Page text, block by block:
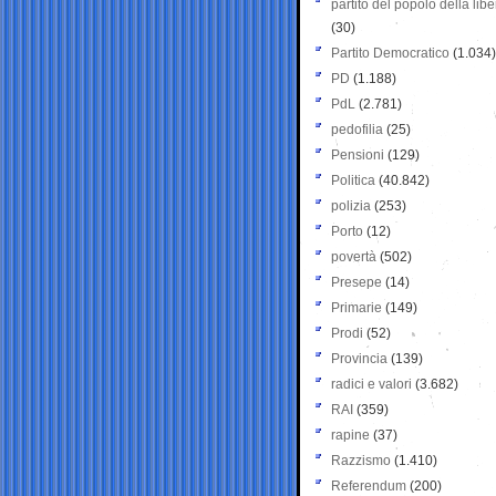
partito del popolo della
(30)
Partito Democratico (1.034)
PD (1.188)
PdL (2.781)
pedofilia (25)
Pensioni (129)
Politica (40.842)
polizia (253)
Porto (12)
povertà (502)
Presepe (14)
Primarie (149)
Prodi (52)
Provincia (139)
radici e valori (3.682)
RAI (359)
rapine (37)
Razzismo (1.410)
Referendum (200)